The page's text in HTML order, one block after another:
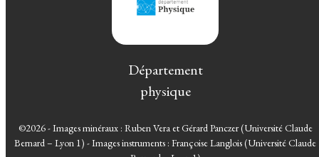
Département
physique
©2026 - Images minéraux : Ruben Vera et Gérard Panczer (Université Claude
Bernard – Lyon 1) - Images instruments : Françoise Langlois (Université Claude